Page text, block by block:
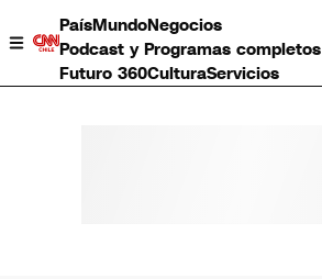
PaísMundoNegocios
Podcast y Programas completos
Futuro 360CulturaServicios